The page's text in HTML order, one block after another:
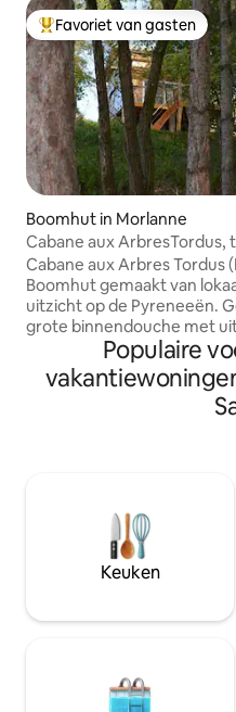
Topfavoriet van gasten
Favoriet van gasten
Boomhut in Morlanne
Cabane aux ArbresTordus,
viewPyrenees
Cabane aux Arbres Tordus
Boomhut gemaakt van
uitzicht op de Pyreneeën.
grote binnendouche met
bos of van de natuurlijke
Opgeschorte trampoline,
160*200, linnen lakens, met uitzicht op
de Pic du Midi d 'Ossau. Het
pelletkachel Ontbijtmanden en
optionele gastronomische
Populaire
Keuken